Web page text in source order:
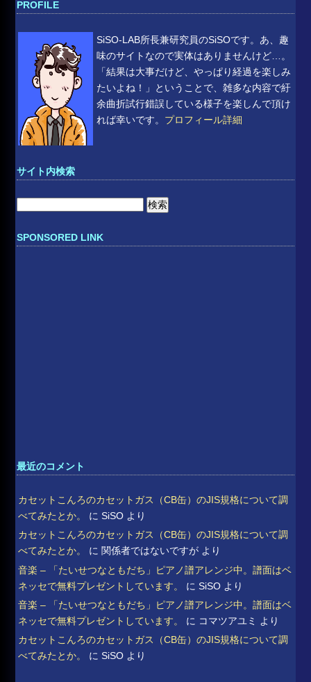
PROFILE
SiSO-LAB所長兼研究員のSiSOです。あ、趣
味のサイトなので実体はありませんけど…。
「結果は大事だけど、やっぱり経過を楽しみ
たいよね！」ということで、雑多な内容で紆
余曲折試行錯誤している様子を楽しんで頂け
れば幸いです。 プロフィール詳細
サイト内検索
SPONSORED LINK
最近のコメント
カセットこんろのカセットガス（CB缶）のJIS規格について調
べてみたとか。
にSiSO より
カセットこんろのカセットガス（CB缶）のJIS規格について調
べてみたとか。
に 関係者ではないですが より
音楽 – 「たいせつなともだち」ピアノ譜アレンジ中。譜面はベ
ネッセで無料プレゼントしています。
にSiSO より
音楽 – 「たいせつなともだち」ピアノ譜アレンジ中。譜面はベ
ネッセで無料プレゼントしています。
に コマツアユミ
より
カセットこんろのカセットガス（CB缶）のJIS規格について調
べてみたとか。
にSiSO より